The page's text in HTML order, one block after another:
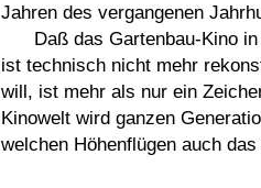
Jahren des vergangenen
Daß das Gartenbau-Kino
ist technisch nicht mehr
will, ist mehr als nur ein
Kinowelt wird ganzen
welchen Höhenflügen auch